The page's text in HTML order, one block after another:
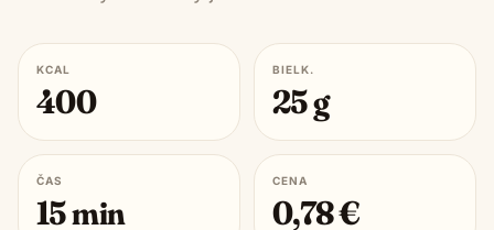
KCAL
400
BIELK.
25g
ČAS
15min
CENA
0,78€